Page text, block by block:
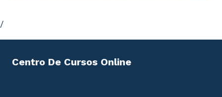
/
Centro De Cursos Online